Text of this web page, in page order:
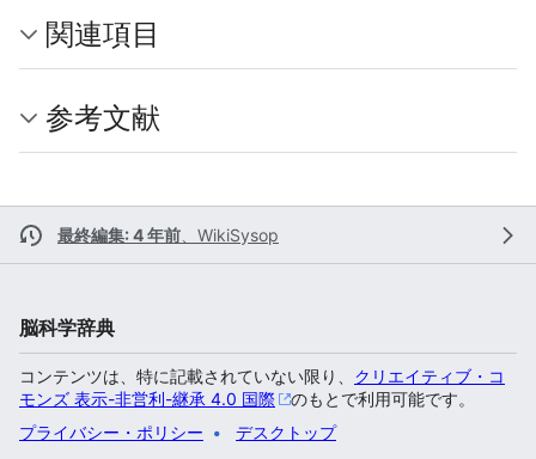
関連項目
参考文献
最終編集: 4 年前 WikiSysop
脳科学辞典
コンテンツは、特に記載されていない限り、 クリエイティブ・コ
モンズ 表示-非営利-継承 4.0 国際
のもとで利用可能です。
プライバシー・ポリシー
デスクトップ